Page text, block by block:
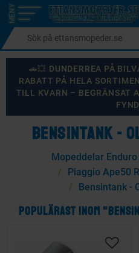
Meny
🚗💥 DUNDERREA PÅ
RABATT PÅ HELA
TILL KVARN – BEGRÄNSAT
BENSINTANK -
Mopeddelar
Piaggio Ape50
Bensintank -
POPULÄRAST INOM